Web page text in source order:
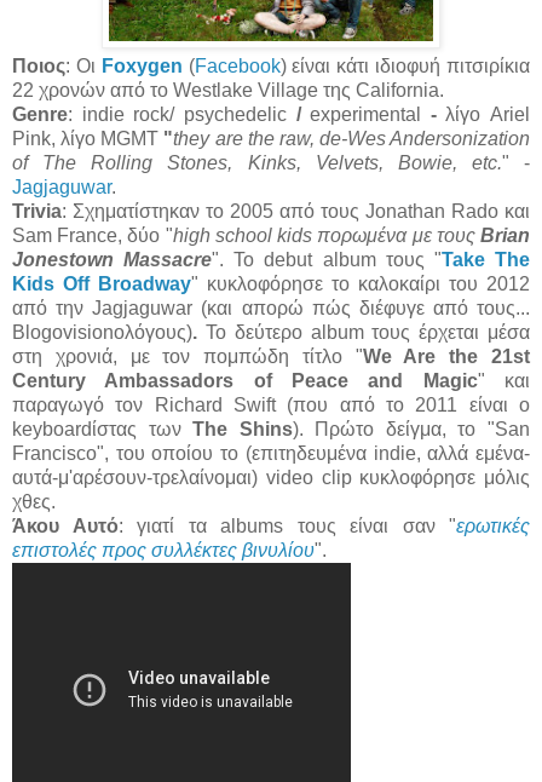
Ποιος: Οι Foxygen (Facebook) είναι κάτι ιδιοφυή πιτσιρίκια
22 χρονών από το Westlake Village της California.
Genre: indie rock/ psychedelic/experimental -λίγο Ariel
Pink, λίγο MGMT "they are the raw, de-Wes Andersonization
of The Rolling Stones, Kinks, Velvets, Bowie, etc." -
Jagjaguwar.
Trivia: Σχηματίστηκαν το 2005 από τους Jonathan Rado και
Sam France, δύο "high school kids πορωμένα με τουςBrian
Jonestown Massacre". To debut album τους "Take The
Kids Off Broadway" κυκλοφόρησε το καλοκαίρι του 2012
από την Jagjaguwar (και απορώ πώς διέφυγε από τους...
Blogovisionολόγους). Το δεύτερο album τους έρχεται μέσα
στη χρονιά, με τον πομπώδη τίτλο "We Are the 21st
Century Ambassadors of Peace and Magic" και
παραγωγό τον Richard Swift (που από το 2011 είναι ο
keyboardίστας τωνThe Shins). Πρώτο δείγμα, το "San
Francisco", του οποίου το (επιτηδευμένα indie, αλλά εμένα-
αυτά-μ'αρέσουν-τρελαίνομαι) video clip κυκλοφόρησε μόλις
χθες.
Άκου Αυτό: γιατί τα albums τους είναι σαν "ερωτικές
επιστολές προς συλλέκτες βινυλίου".